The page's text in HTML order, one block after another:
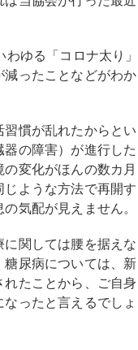
ゆる「コロナ太り」
減ったことなどがわか
慣が乱れたからとい
の障害）が進行した
変化がほんの数カ月
ような方法で再開す
気配が見えません。
関しては腰を据えな
尿病については、新
たことから、ご自身
ったと言えるでしょ